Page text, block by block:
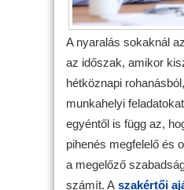
A nyaralás sokaknál
az időszak, amikor
hétköznapi
munkahelyi
egyéntől is függ az,
pihenés megfelelő és
a megelőző
számít. A szakértői